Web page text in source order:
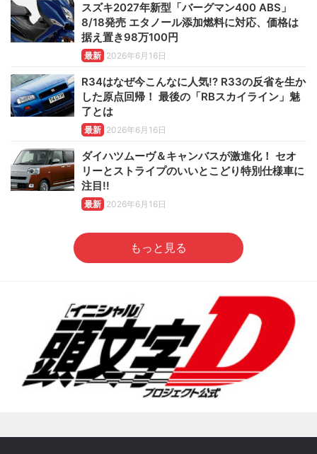
スズキ2027年新型「バーグマン400 ABS」
8/18発売 エタノール添加燃料に対応、価格は
据え置き98万100円
最新 2026年6月16日
R34はなぜ今こんなに人気!? R33の反省を生か
した原点回帰！ 最後の「RBスカイライン」魅
了とは
最新 2026年6月16日
ダイハツムーヴ＆キャンバスが激進化！ セオ
リーとストライプのいいとこどり特別仕様車に
注目!!
最新 2026年6月16日
もっと見る